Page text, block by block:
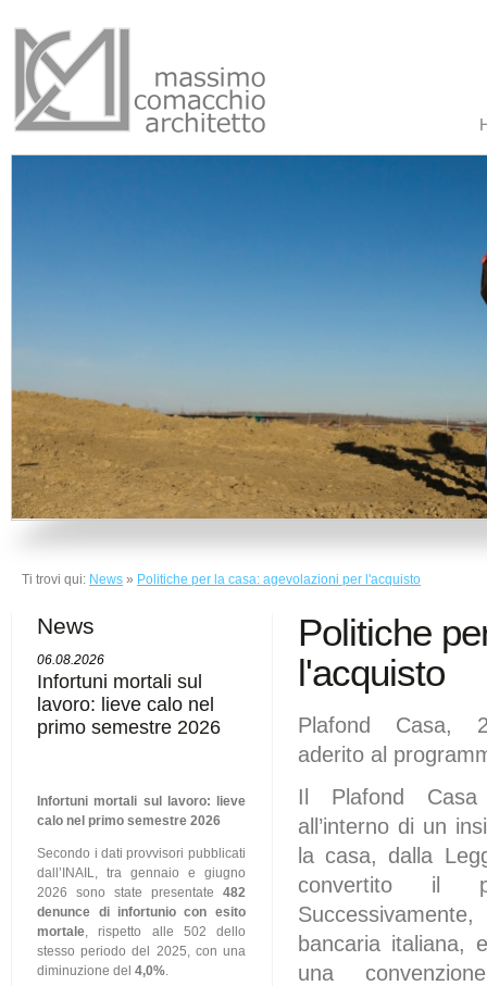
Ti trovi qui: News » Politiche per la casa: agevolazioni per l'acquisto
News
06.08.2026
Infortuni mortali sul
lavoro: lieve calo nel
primo semestre 2026
Infortuni mortali sul lavoro: lieve
calo nel primo semestre 2026
Secondo i dati provvisori pubblicati
dall’INAIL, tra gennaio e giugno
2026 sono state presentate 482
denunce di infortunio con esito
mortale, rispetto alle 502 dello
stesso periodo del 2025, con una
diminuzione del4,0%.
Politiche
l'acquisto
Plafond Casa,
aderito al
Il Plafond
all’interno di un
la casa, dalla
convertito il
bancaria italiana,
una